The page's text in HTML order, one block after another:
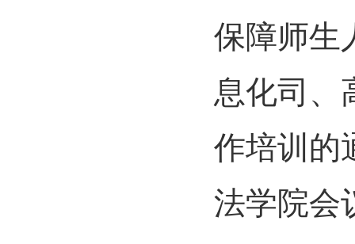
保障师生
息化司、
作培训的
法学院会